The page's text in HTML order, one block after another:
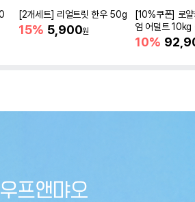
[2개세트] 리얼트릿 한우 50g
15% 5,900원
[10%쿠폰] 로
엄 어덜트 10kg
증진
10%